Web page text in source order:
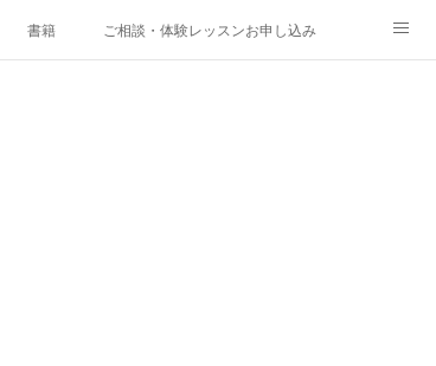
書籍 ご相談・体験レッスンお申し込み